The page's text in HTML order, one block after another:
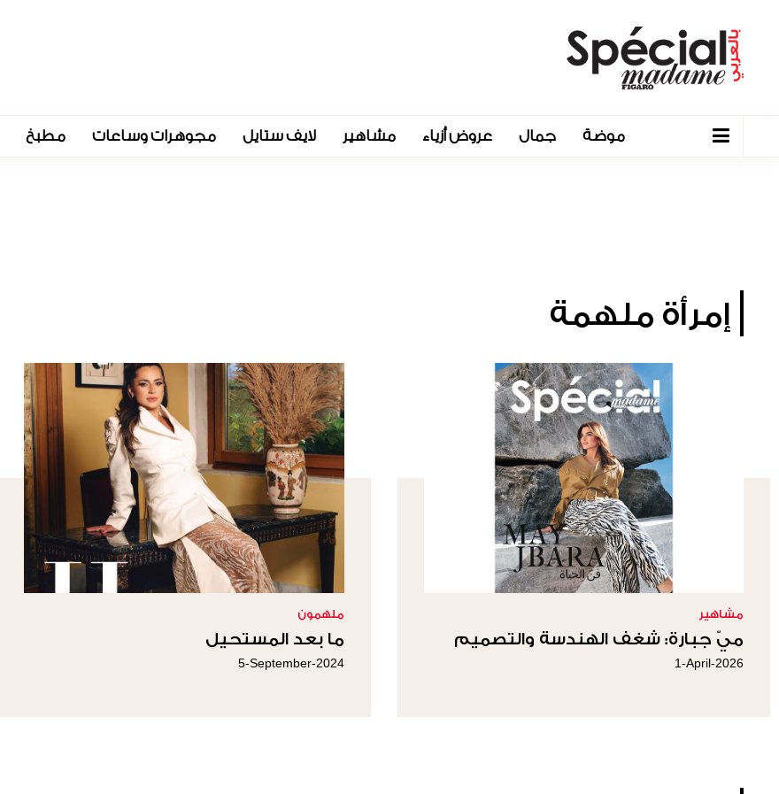
موضة جمال عروض أزياء مشاهير لايف ستايل مجوهرات وساعات مطبخ
إمرأة ملهمة
مشاهير
ميّ جبارة: شغف الهندسة والتصميم
1-April-2026
ملهمون
ما بعد المستحيل
5-September-2024